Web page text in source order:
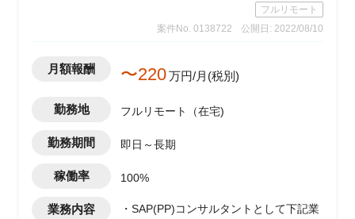
フルリモート
案件No. 0138722
公開日: 2022/08/10
月額報酬 〜220万円/月(税別)
勤務地 フルリモート（在宅)
勤務期間 即日～長期
稼働率 100%
業務内容
・SAP(PP)コンサルタントとして下記業